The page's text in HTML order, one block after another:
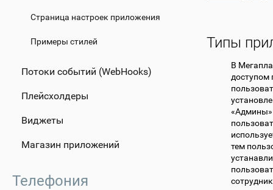
Страница настроек приложения
Примеры стилей
Потоки событий (WebHooks)
Плейсхолдеры
Виджеты
Магазин приложений
Телефония
Типы
В
доступом
тем